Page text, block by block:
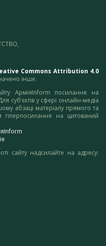
Commons Attribution 4.0
інше.
АрміяInform посилання на
суб’єктів у сфері онлайн-медіа
абзаці матеріалу прямого та
гіперпосилання на цитований
сайту надсилайте на адресу: